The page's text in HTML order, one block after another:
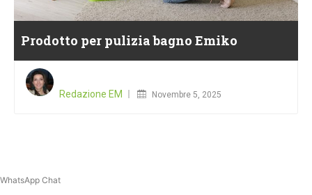
Prodotto per pulizia bagno Emiko
Redazione EM
Novembre 5, 2025
WhatsApp Chat